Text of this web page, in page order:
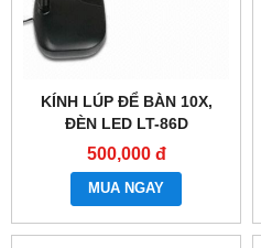
KÍNH LÚP ĐỂ BÀN 10X,
ĐÈN LED LT-86D
500,000 đ
MUA NGAY